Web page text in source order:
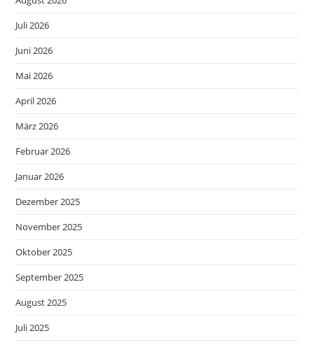
Juli 2026
Juni 2026
Mai 2026
April 2026
März 2026
Februar 2026
Januar 2026
Dezember 2025
November 2025
Oktober 2025
September 2025
August 2025
Juli 2025